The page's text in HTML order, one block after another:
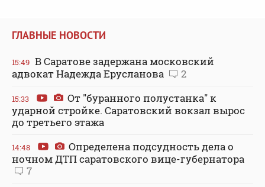
ГЛАВНЫЕ НОВОСТИ
15:49 В Саратове задержана московский
адвокат Надежда Ерусланова
2
15:33
От "буранного полустанка" к
ударной стройке. Саратовский вокзал вырос
до третьего этажа
14:48
Определена подсудность дела о
ночном ДТП саратовского вице-губернатора
7